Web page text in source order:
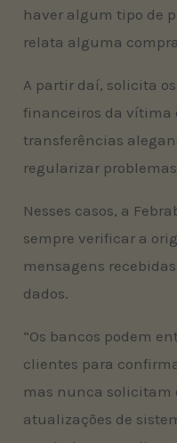
haver algum tipo de
relata alguma
A partir daí, solicita
financeiros da vítima
transferências
regularizar
Nesses casos, a
sempre verificar a
mensagens
dados.
“Os bancos podem
clientes para
mas nunca solicitam
atualizações de